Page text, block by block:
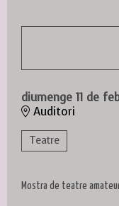
diumenge 11 de
Auditori
Teatre
Mostra de teatre